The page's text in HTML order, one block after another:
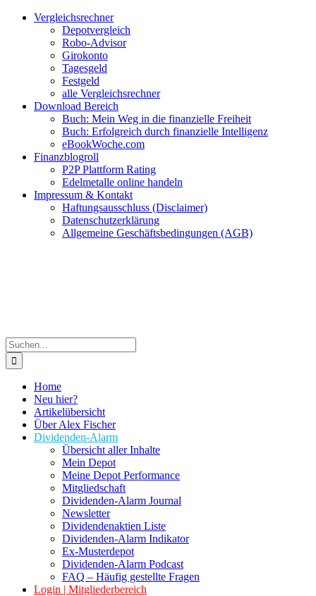
Zum
Facebook
Twitter
Instagram
Pinterest
YouTubeVergleichsrechner
Depotvergleich
Robo-Advisor
Girokonto
Tagesgeld
Festgeld
alle Vergleichsrechner
Download Bereich
Buch: Mein Weg in die finanzielle Freiheit
Buch: Erfolgreich durch finanzielle Intelligenz
eBookWoche.com
Finanzblogroll
P2P Plattform Rating
Edelmetalle online handeln
Impressum & Kontakt
Haftungsausschluss (Disclaimer)
Datenschutzerklärung
Allgemeine Geschäftsbedingungen (AGB)
Suche
nach:
Home
Neu hier?
Artikelübersicht
Über Alex Fischer
Dividenden-Alarm
Übersicht aller Inhalte
Mein Depot
Meine Depot Performance
Mitgliedschaft
Dividenden-Alarm Journal
Newsletter
Dividendenaktien Liste
Dividenden-Alarm Indikator
Ex-Musterdepot
Dividenden-Alarm Podcast
FAQ – Häufig gestellte Fragen
Login | Mitgliederbereich